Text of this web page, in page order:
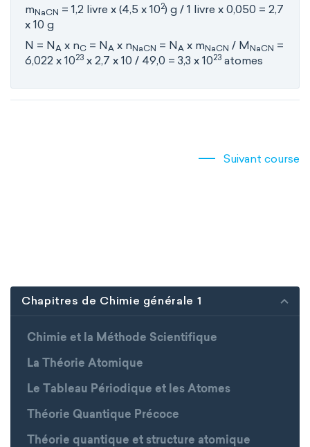
mNaCN = 1,2 livre x (4,5 x 102) g / 1 livre x 0,050 = 2,7
x 10 g
N = NA x nC = NA x nNaCN = NA x mNaCN / M NaCN =
6,022 x 1023 x 2,7 x 10 / 49,0 = 3,3 x 1023 atomes
Suivant course
Chapitres de Chimie générale 1
Chimie et la Méthode Scientifique
La Théorie Atomique
Le Tableau Périodique et les Atomes
Théorie Quantique Précoce
Théorie quantique et structure atomique